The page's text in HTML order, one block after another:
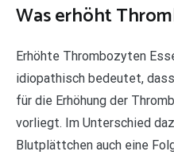
Was erhöht
Erhöhte Thrombozyten
idiopathisch bedeutet,
für die Erhöhung der
vorliegt. Im Unterschied
Blutplättchen auch eine